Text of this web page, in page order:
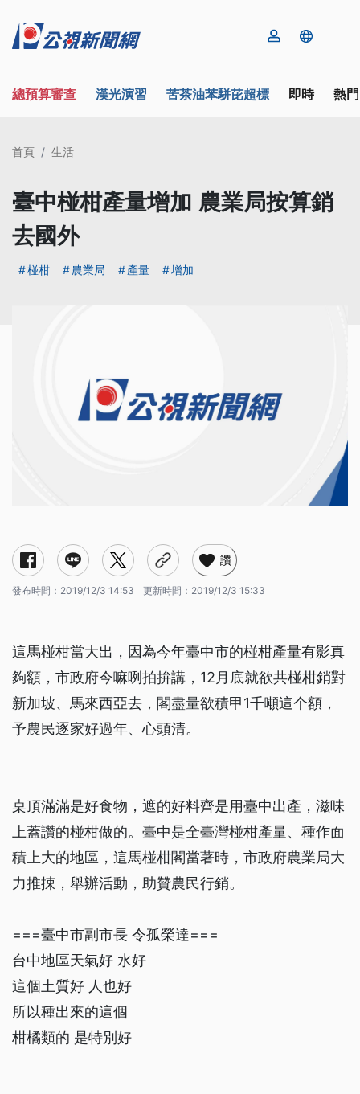
總預算審查 漢光演習 苦茶油苯駢芘超標 即時 熱
首頁 生活
臺中椪柑產量增加 農業局按算銷
去國外
椪柑 農業局 產量 增加
讚
發布時間： 2019/12/3 14:53 更新時間： 2019/12/3 15:33
這馬椪柑當大出，因為今年臺中市的椪柑產量有影真
夠額，市政府今嘛咧拍拚講，12月底就欲共椪柑銷對
新加坡、馬來西亞去，閣盡量欲積甲1千噸這个額，
予農民逐家好過年、心頭清。
桌頂滿滿是好食物，遮的好料齊是用臺中出產，滋味
上蓋讚的椪柑做的。臺中是全臺灣椪柑產量、種作面
積上大的地區，這馬椪柑閣當著時，市政府農業局大
力推捒，舉辦活動，助贊農民行銷。
===臺中市副市長 令孤榮達===
台中地區天氣好 水好
這個土質好 人也好
所以種出來的這個
柑橘類的 是特別好